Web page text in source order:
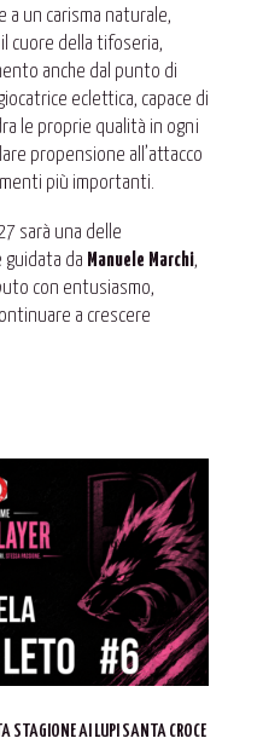
a un carisma naturale,
cuore della tifoseria,
anche dal punto di
eclettica, capace di
le proprie qualità in ogni
propensione all’attacco
più importanti.
sarà una delle
da Manuele Marchi,
con entusiasmo,
a crescere
STAGIONE AI LUPI SANTA CROCE